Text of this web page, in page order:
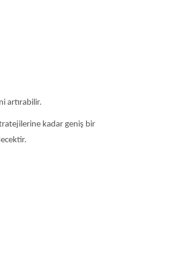
artırabilir.
kadar geniş bir